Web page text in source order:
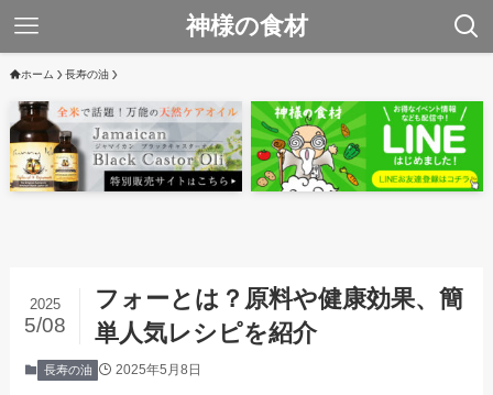
神様の食材
ホーム 長寿の油
フォーとは？原料や健康効果、簡
単人気レシピを紹介
2025
5/08
長寿の油 2025年5月8日